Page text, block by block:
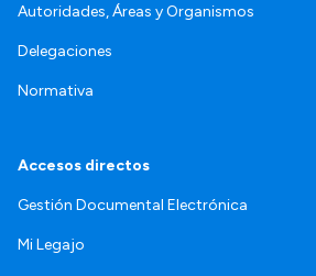
Autoridades, Áreas y Organismos
Delegaciones
Normativa
Accesos directos
Gestión Documental Electrónica
Mi Legajo